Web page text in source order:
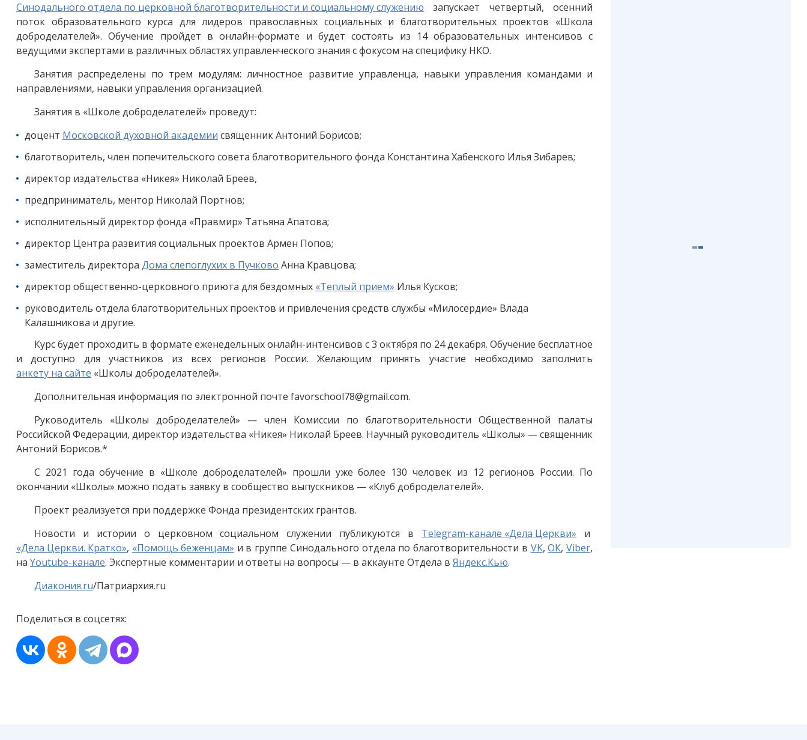
Синодального отдела по церковной благотворительности и социальному служению запускает четвертый, осенний
поток образовательного курса для лидеров православных социальных и благотворительных проектов «Школа
доброделателей». Обучение пройдет в онлайн-формате и будет состоять из 14 образовательных интенсивов с
ведущими экспертами в различных областях управленческого знания с фокусом на специфику НКО.
Занятия распределены по трем модулям: личностное развитие управленца, навыки управления командами и
направлениями, навыки управления организацией.
Занятия в «Школе доброделателей» проведут:
доцент Московской духовной академии священник Антоний Борисов;
благотворитель, член попечительского совета благотворительного фонда Константина Хабенского Илья Зибарев;
директор издательства «Никея» Николай Бреев,
предприниматель, ментор Николай Портнов;
исполнительный директор фонда «Правмир» Татьяна Апатова;
директор Центра развития социальных проектов Армен Попов;
заместитель директора Дома слепоглухих в Пучково Анна Кравцова;
директор общественно-церковного приюта для бездомных «Теплый прием» Илья Кусков;
руководитель отдела благотворительных проектов и привлечения средств службы «Милосердие» Влада
Калашникова и другие.
Курс будет проходить в формате еженедельных онлайн-интенсивов с 3 октября по 24 декабря. Обучение бесплатное
и доступно для участников из всех регионов России. Желающим принять участие необходимо заполнить
анкету на сайте «Школы доброделателей».
Дополнительная информация по электронной почте favorschool78@gmail.com.
Руководитель «Школы доброделателей» — член Комиссии по благотворительности Общественной палаты
Российской Федерации, директор издательства «Никея» Николай Бреев. Научный руководитель «Школы» — священник
Антоний Борисов.*
С 2021 года обучение в «Школе доброделателей» прошли уже более 130 человек из 12 регионов России. По
окончании «Школы» можно подать заявку в сообщество выпускников — «Клуб доброделателей».
Проект реализуется при поддержке Фонда президентских грантов.
Новости и истории о церковном социальном служении публикуются в Telegram-канале «Дела Церкви» и
«Дела Церкви. Кратко», «Помощь беженцам» и в группе Синодального отдела по благотворительности в VK,ОК, Viber,
на Youtube-канале. Экспертные комментарии и ответы на вопросы — в аккаунте Отдела в Яндекс.Кью.
Диакония.ru/Патриархия.ru
Поделиться в соцсетях: